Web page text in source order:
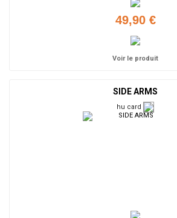
49,90 €
Voir le produit
SIDE ARMS
hu card